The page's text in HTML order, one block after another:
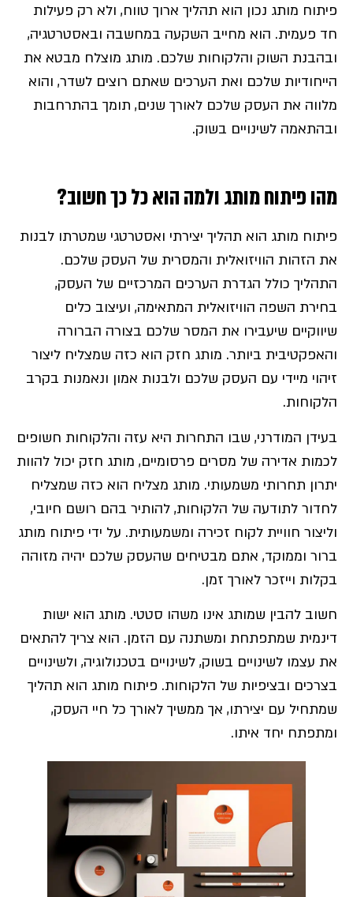
פיתוח מותג נכון הוא תהליך ארוך טווח, ולא רק פעילות
חד פעמית. הוא מחייב השקעה במחשבה ובאסטרטגיה,
ובהבנת השוק והלקוחות שלכם. מותג מוצלח מבטא את
הייחודיות שלכם ואת הערכים שאתם רוצים לשדר, והוא
מלווה את העסק שלכם לאורך שנים, תומך בהתרחבות
ובהתאמה לשינויים בשוק.
מהו פיתוח מותג ולמה הוא כל כך חשוב?
פיתוח מותג הוא תהליך יצירתי ואסטרטגי שמטרתו לבנות
את הזהות הוויזואלית והמסרית של העסק שלכם.
התהליך כולל הגדרת הערכים המרכזיים של העסק,
בחירת השפה הוויזואלית המתאימה, ועיצוב כלים
שיווקיים שיעבירו את המסר שלכם בצורה הברורה
והאפקטיבית ביותר. מותג חזק הוא כזה שמצליח ליצור
זיהוי מיידי עם העסק שלכם ולבנות אמון ונאמנות בקרב
הלקוחות.
בעידן המודרני, שבו התחרות היא עזה והלקוחות חשופים
לכמות אדירה של מסרים פרסומיים, מותג חזק יכול להוות
יתרון תחרותי משמעותי. מותג מצליח הוא כזה שמצליח
לחדור לתודעה של הלקוחות, להותיר בהם רושם חיובי,
וליצור חוויית לקוח זכירה ומשמעותית. על ידי פיתוח מותג
ברור וממוקד, אתם מבטיחים שהעסק שלכם יהיה מזוהה
בקלות וייזכר לאורך זמן.
חשוב להבין שמותג אינו משהו סטטי. מותג הוא ישות
דינמית שמתפתחת ומשתנה עם הזמן. הוא צריך להתאים
את עצמו לשינויים בשוק, לשינויים בטכנולוגיה, ולשינויים
בצרכים ובציפיות של הלקוחות. פיתוח מותג הוא תהליך
שמתחיל עם יצירתו, אך ממשיך לאורך כל חיי העסק,
ומתפתח יחד איתו.